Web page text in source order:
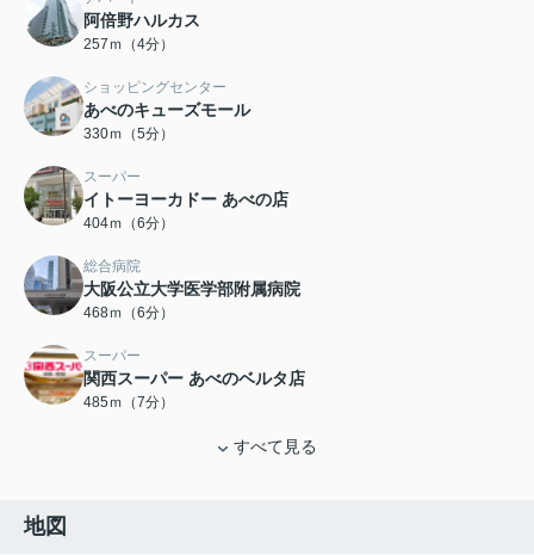
阿倍野ハルカス
257ｍ（4分）
ショッピングセンター
あべのキューズモール
330ｍ（5分）
スーパー
イトーヨーカドー あべの店
404ｍ（6分）
総合病院
大阪公立大学医学部附属病院
468ｍ（6分）
スーパー
関西スーパー あべのベルタ店
485ｍ（7分）
すべて見る
地図